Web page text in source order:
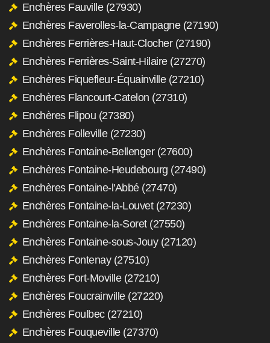
Enchères Fauville (27930)
Enchères Faverolles-la-Campagne (27190)
Enchères Ferrières-Haut-Clocher (27190)
Enchères Ferrières-Saint-Hilaire (27270)
Enchères Fiquefleur-Équainville (27210)
Enchères Flancourt-Catelon (27310)
Enchères Flipou (27380)
Enchères Folleville (27230)
Enchères Fontaine-Bellenger (27600)
Enchères Fontaine-Heudebourg (27490)
Enchères Fontaine-l'Abbé (27470)
Enchères Fontaine-la-Louvet (27230)
Enchères Fontaine-la-Soret (27550)
Enchères Fontaine-sous-Jouy (27120)
Enchères Fontenay (27510)
Enchères Fort-Moville (27210)
Enchères Foucrainville (27220)
Enchères Foulbec (27210)
Enchères Fouqueville (27370)